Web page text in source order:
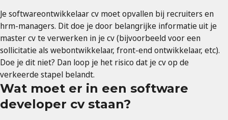
Je softwareontwikkelaar cv moet opvallen bij recruiters en
hrm-managers. Dit doe je door belangrijke informatie uit je
master cv te verwerken in je cv (bijvoorbeeld voor een
sollicitatie als webontwikkelaar, front-end ontwikkelaar, etc).
Doe je dit niet? Dan loop je het risico dat je cv op de
verkeerde stapel belandt.
Wat moet er in een software
developer cv staan?